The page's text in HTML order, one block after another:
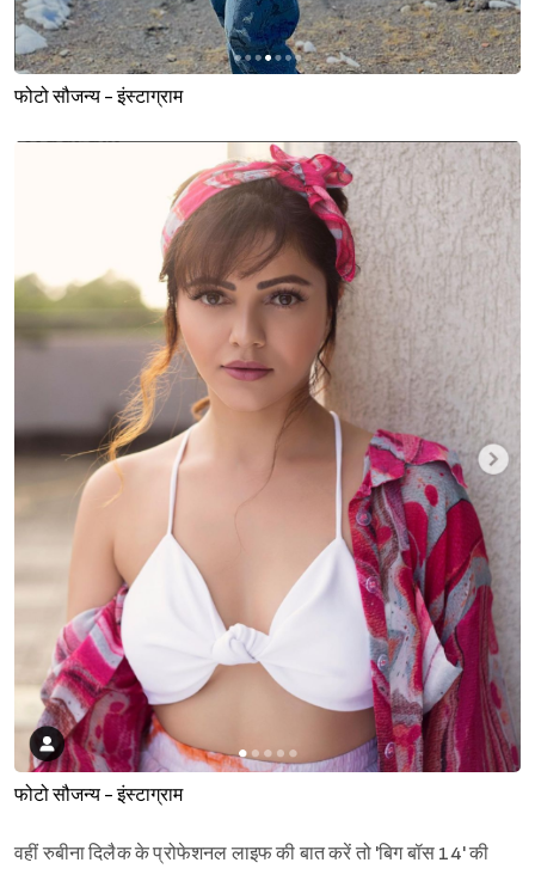
फोटो सौजन्य - इंस्टाग्राम
फोटो सौजन्य - इंस्टाग्राम
वहीं रुबीना दिलैक के प्रोफेशनल लाइफ की बात करें तो 'बिग बॉस 14' की